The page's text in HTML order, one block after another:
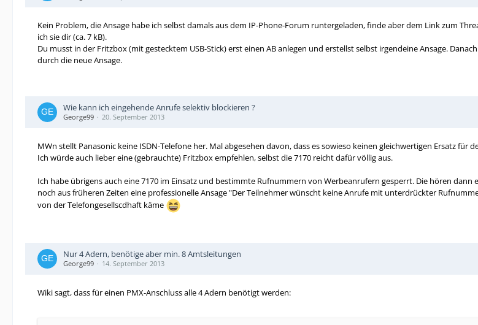
Kein Problem, die Ansage habe ich selbst damals aus dem IP-Phone-Forum runtergeladen, finde aber dem Link zum
ich sie dir (ca. 7 kB).
Du musst in der Fritzbox (mit gestecktem USB-Stick) erst einen AB anlegen und erstellst selbst irgendeine Ansage.
durch die neue Ansage.
Wie kann ich eingehende Anrufe selektiv blockieren ?
George99 20. September 2013
MWn stellt Panasonic keine ISDN-Telefone her. Mal abgesehen davon, dass es sowieso keinen gleichwertigen Ersatz für
Ich würde auch lieber eine (gebrauchte) Fritzbox empfehlen, selbst die 7170 reicht dafür völlig aus.
Ich habe übrigens auch eine 7170 im Einsatz und bestimmte Rufnummern von Werbeanrufern gesperrt. Die hören dann
noch aus früheren Zeiten eine professionelle Ansage "Der Teilnehmer wünscht keine Anrufe mit unterdrückter
von der Telefongesellscdhaft käme
Nur 4 Adern, benötige aber min. 8 Amtsleitungen
George99 14. September 2013
Wiki sagt, dass für einen PMX-Anschluss alle 4 Adern benötigt werden: